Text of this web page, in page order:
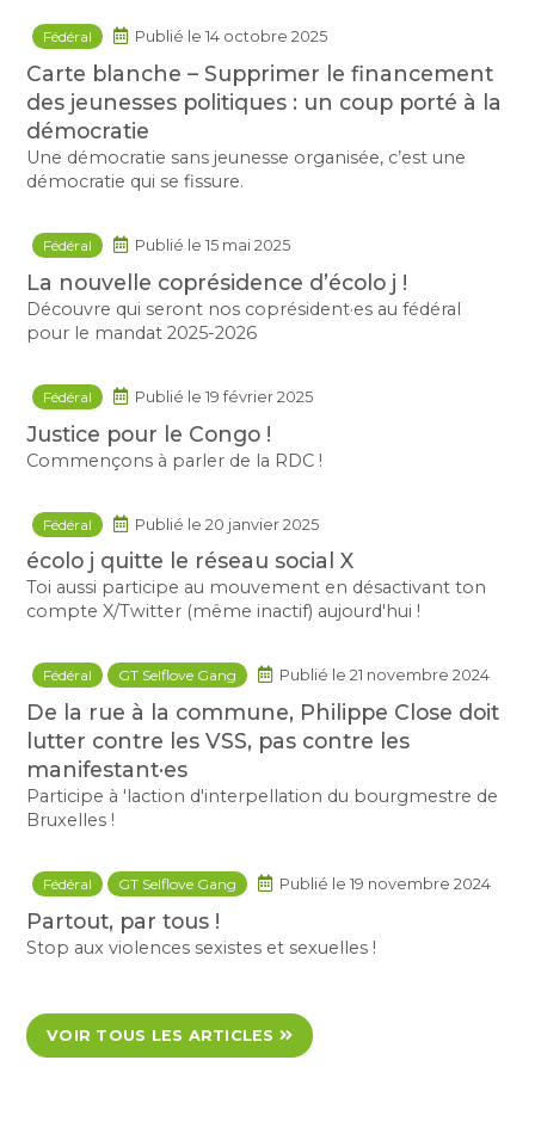
Fédéral Publié le 14 octobre 2025
Carte blanche – Supprimer le financement
des jeunesses politiques : un coup porté à la
démocratie
Une démocratie sans jeunesse organisée, c’est une
démocratie qui se fissure.
Fédéral Publié le 15 mai 2025
La nouvelle coprésidence d’écolo j !
Découvre qui seront nos coprésident·es au fédéral
pour le mandat 2025-2026
Fédéral Publié le 19 février 2025
Justice pour le Congo !
Commençons à parler de la RDC !
Fédéral Publié le 20 janvier 2025
écolo j quitte le réseau social X
Toi aussi participe au mouvement en désactivant ton
compte X/Twitter (même inactif) aujourd'hui !
Fédéral GT Selflove Gang Publié le 21 novembre 2024
De la rue à la commune, Philippe Close doit
lutter contre les VSS, pas contre les
manifestant·es
Participe à 'laction d'interpellation du bourgmestre de
Bruxelles !
Fédéral GT Selflove Gang Publié le 19 novembre 2024
Partout, par tous !
Stop aux violences sexistes et sexuelles !
VOIR TOUS LES ARTICLES